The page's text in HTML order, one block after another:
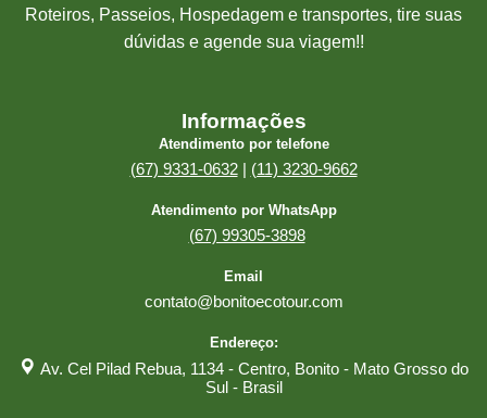
Roteiros, Passeios, Hospedagem e transportes, tire suas
dúvidas e agende sua viagem!!
Informações
Atendimento por telefone
(67) 9331-0632| (11) 3230-9662
Atendimento por WhatsApp
(67) 99305-3898
Email
contato@bonitoecotour.com
Endereço:
Av. Cel Pilad Rebua, 1134 - Centro, Bonito - Mato Grosso do
Sul - Brasil